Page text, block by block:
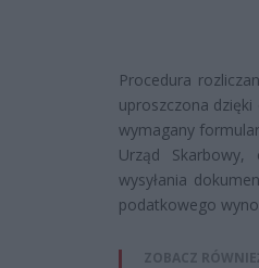
Procedura
uproszczona
wymagany
Urząd
wysyłania
podatkowego
ZOBACZ